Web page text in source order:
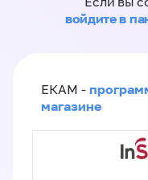
войдите в
ЕКАМ -
магазине